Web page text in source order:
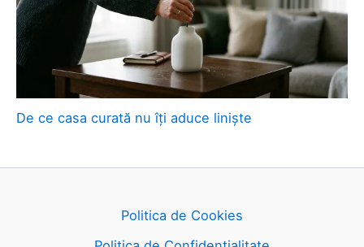
De ce casa curată nu îți aduce liniște
Politica de Cookies